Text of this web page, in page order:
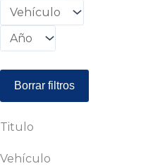
Borrar filtros
Titulo
Vehículo